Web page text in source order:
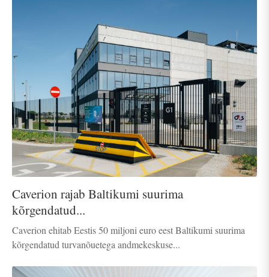
Caverion rajab Baltikumi suurima
kõrgendatud...
Caverion ehitab Eestis 50 miljoni euro eest Baltikumi suurima
kõrgendatud turvanõuetega andmekeskuse...